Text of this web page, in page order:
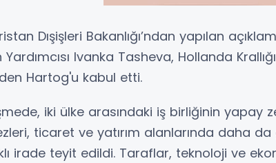
Dışişleri Bakanlığı’ndan yapılan
Yardımcısı Ivanka Tasheva, Hollanda
Hartog'u kabul etti.
iki ülke arasındaki iş birliğinin yapay
ticaret ve yatırım alanlarında daha
irade teyit edildi. Taraflar, teknoloji ve